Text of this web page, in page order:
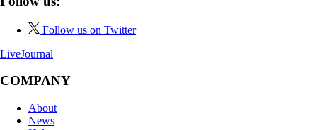
Follow us on Twitter
LiveJournal
COMPANY
About
News